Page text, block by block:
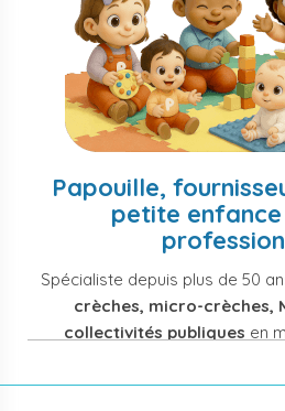
Papouille,
petite
Spécialiste depuis plus de 50
crèches, micro-crèches,
collectivités publiques en
puériculture, jouets et
d'accueil de la petite